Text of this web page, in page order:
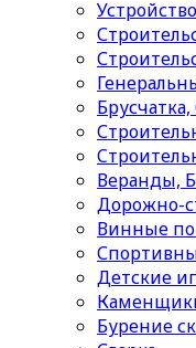
Веранды,
Дорожно-
Винные
Детские
Бурение